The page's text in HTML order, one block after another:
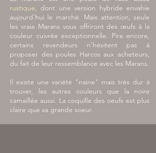
rustique, dont une version hybride envahie
aujourd’hui le marché. Mais attention, seule
les vraie Marans vous offriront des œufs à la
couleur cuivrée exceptionnelle. Pire encore,
certains revendeurs n’hésitent pas à
proposer des poules Harcos aux acheteurs,
du fait de leur ressemblance avec les Marans.
Il existe une variété "naine" mais très dur à
trouver, les autres couleurs que la noire
camaillée aussi. La coquille des oeufs est plus
claire que sa grande soeur.